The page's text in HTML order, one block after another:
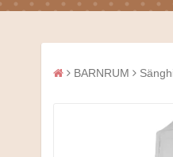
BARNRUM